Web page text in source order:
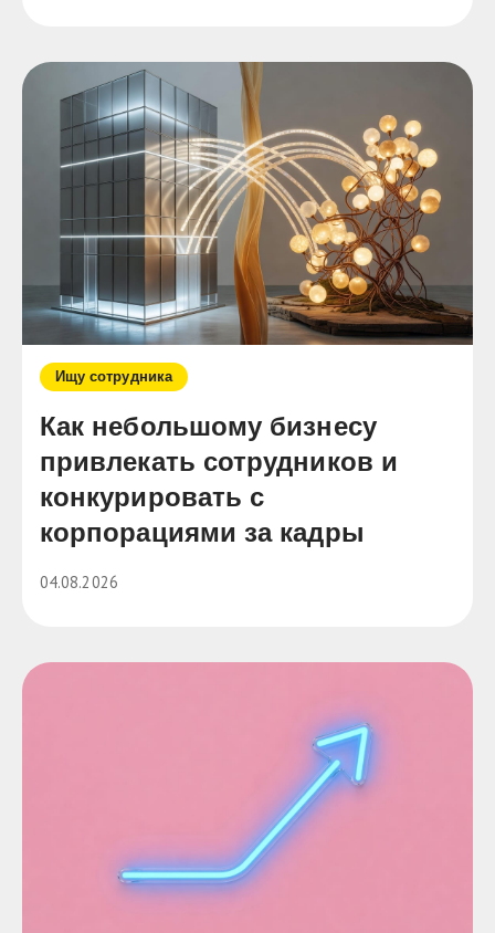
Ищу сотрудника
Как небольшому бизнесу
привлекать сотрудников и
конкурировать с
корпорациями за кадры
04.08.2026